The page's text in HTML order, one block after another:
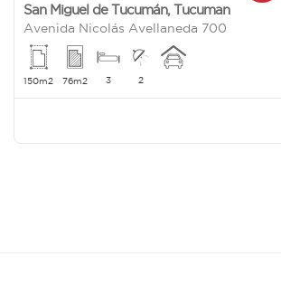
San Miguel de Tucumán, Tucuman
Avenida Nicolás Avellaneda 700
150m2 76m2 3 2